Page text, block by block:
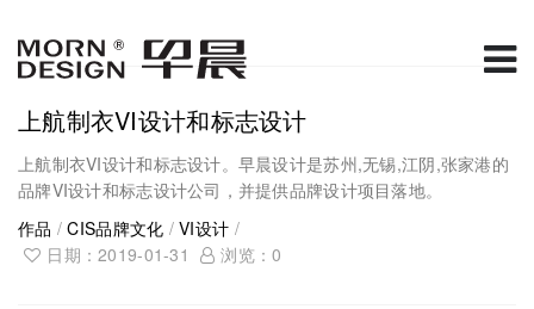
上航制衣VI设计和标志设计
上航制衣VI设计和标志设计。早晨设计是苏州,无锡,江阴,张家港的
品牌VI设计和标志设计公司，并提供品牌设计项目落地。
作品 /CIS品牌文化 /VI设计 /
日期：2019-01-31
浏览：0